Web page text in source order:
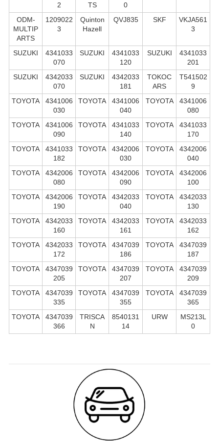
2
TS
0
ODM-
MULTIP
ARTS
1209022
3
Quinton
Hazell
QVJ835 SKF
VKJA561
3
SUZUKI
4341033
070
SUZUKI
4341033
120
SUZUKI
4341033
201
SUZUKI
4342033
070
SUZUKI
4342033
181
TOKOC
ARS
T541502
9
TOYOTA
4341006
030
TOYOTA
4341006
040
TOYOTA
4341006
080
TOYOTA
4341006
090
TOYOTA
4341033
140
TOYOTA
4341033
170
TOYOTA
4341033
182
TOYOTA
4342006
030
TOYOTA
4342006
040
TOYOTA
4342006
080
TOYOTA
4342006
090
TOYOTA
4342006
100
TOYOTA
4342006
190
TOYOTA
4342033
040
TOYOTA
4342033
130
TOYOTA
4342033
160
TOYOTA
4342033
161
TOYOTA
4342033
162
TOYOTA
4342033
172
TOYOTA
4347039
186
TOYOTA
4347039
187
TOYOTA
4347039
205
TOYOTA
4347039
207
TOYOTA
4347039
209
TOYOTA
4347039
335
TOYOTA
4347039
355
TOYOTA
4347039
365
TOYOTA
4347039
366
TRISCA
N
8540131
14
URW
MS213L
0